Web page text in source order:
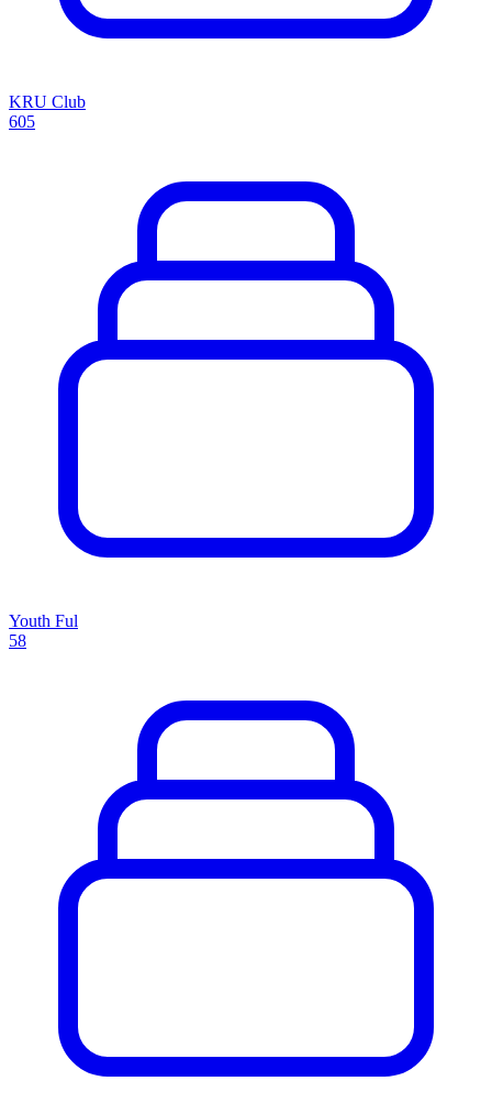
KRU Club
605
Youth Ful
58